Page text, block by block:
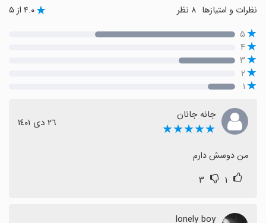
نظرات و امتیازها ۴.۰ از ۵
۵
۴
۳
۲
۱
جانه جانان
★★★★★ ٢٦ دی ١٤٠١
من دوسش دارم
۱ ۳
lonely boy